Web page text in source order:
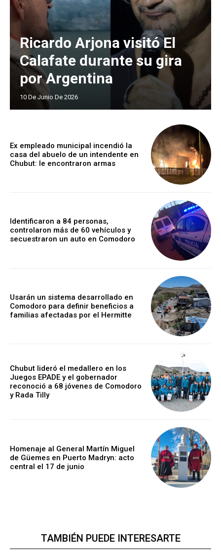
Ricardo Arjona visitó El
Calafate durante su gira
por Argentina
10 De Junio De 2026
Ex empleado municipal incendió la
casa del abuelo de un intendente en
Chubut: le encontraron armas
Identificaron a 84 personas,
controlaron más de 60 vehículos y
secuestraron un auto en Comodoro
Usarán un sistema desarrollado en
Comodoro para definir beneficios a
familias afectadas por el Hermitte
Chubut lideró el medallero en los
Juegos EPADE y el gobernador
reconoció a 68 jóvenes de Comodoro
y Rada Tilly
Homenaje al General Martín Miguel
de Güemes en Puerto Madryn: acto
central el 17 de junio
TAMBIÉN PUEDE INTERESARTE